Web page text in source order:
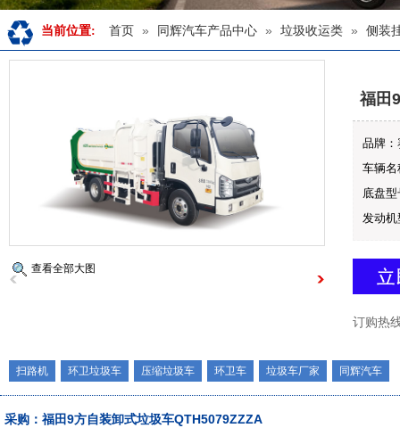
当前位置: 首页 » 同辉汽车产品中心 » 垃圾收运类 » 侧装
查看全部大图
福田
品牌：
车辆名
底盘
发动机
订购热
扫路机 环卫垃圾车 压缩垃圾车 环卫车 垃圾车厂家 同辉汽车
采购：福田9方自装卸式垃圾车QTH5079ZZZA